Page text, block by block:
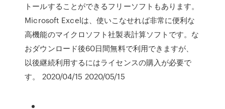
トールすることができるフリーソフトもあります。
Microsoft Excelは、使いこなせれば非常に便利な
高機能のマイクロソフト社製表計算ソフトです。な
おダウンロード後60日間無料で利用できますが、
以後継続利用するにはライセンスの購入が必要で
す。 2020/04/15 2020/05/15